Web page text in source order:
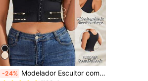
-24% Modelador Escultor com Fechamento Frontal de Gancho para Mulheres - Corset Modelador de Cintura Colombiano, Sutiã Modelador para Mulheres, Colete Modelador de Controle de Barriga para Mulheres
#1 Mais Vendido
em Barriga Tops modeladores femininos
(100+)